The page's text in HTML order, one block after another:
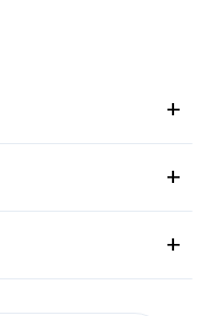
+
+
+